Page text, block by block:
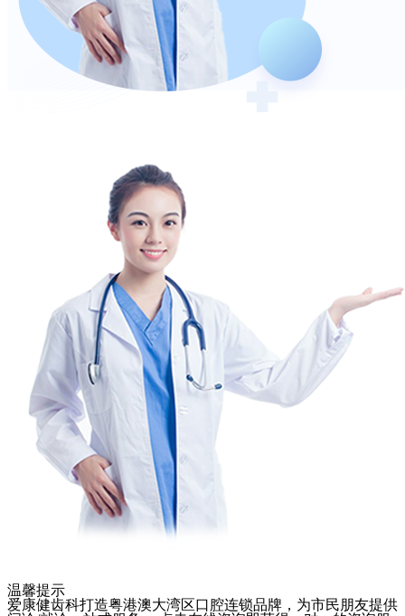
温馨提示
爱康健齿科打造粤港澳大湾区口腔连锁品牌，为市民朋友提供